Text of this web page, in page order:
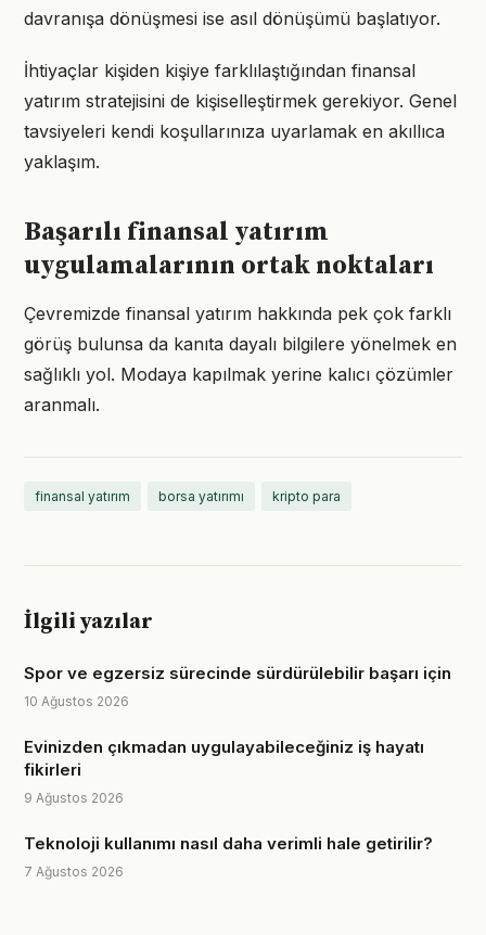
davranışa dönüşmesi ise asıl dönüşümü başlatıyor.
İhtiyaçlar kişiden kişiye farklılaştığından finansal
yatırım stratejisini de kişiselleştirmek gerekiyor. Genel
tavsiyeleri kendi koşullarınıza uyarlamak en akıllıca
yaklaşım.
Başarılı finansal yatırım
uygulamalarının ortak noktaları
Çevremizde finansal yatırım hakkında pek çok farklı
görüş bulunsa da kanıta dayalı bilgilere yönelmek en
sağlıklı yol. Modaya kapılmak yerine kalıcı çözümler
aranmalı.
finansal yatırım borsa yatırımı kripto para
İlgili yazılar
Spor ve egzersiz sürecinde sürdürülebilir başarı için
10 Ağustos 2026
Evinizden çıkmadan uygulayabileceğiniz iş hayatı
fikirleri
9 Ağustos 2026
Teknoloji kullanımı nasıl daha verimli hale getirilir?
7 Ağustos 2026